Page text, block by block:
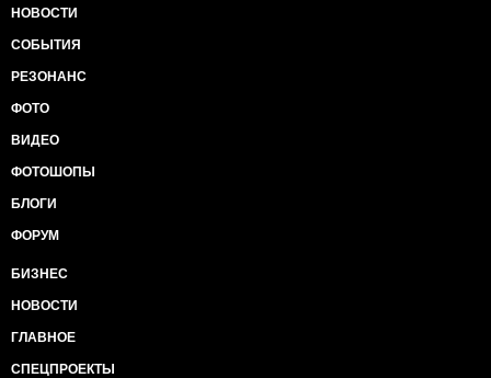
НОВОСТИ
СОБЫТИЯ
РЕЗОНАНС
ФОТО
ВИДЕО
ФОТОШОПЫ
БЛОГИ
ФОРУМ
БИЗНЕС
НОВОСТИ
ГЛАВНОЕ
СПЕЦПРОЕКТЫ